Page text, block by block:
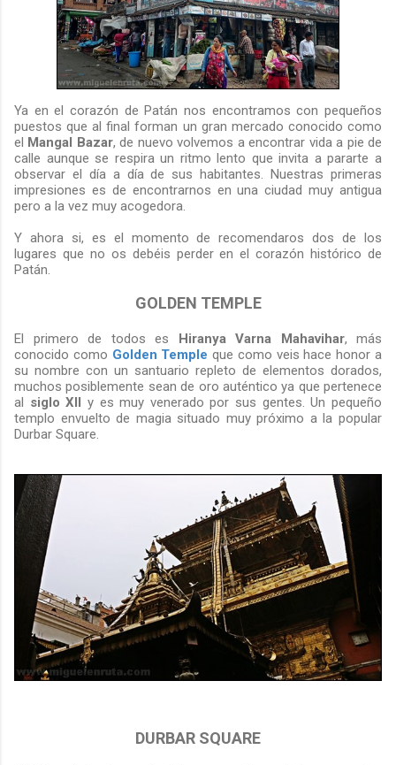
Ya en el corazón de Patán nos encontramos con pequeños
puestos que al final forman un gran mercado conocido como
el Mangal Bazar, de nuevo volvemos a encontrar vida a pie de
calle aunque se respira un ritmo lento que invita a pararte a
observar el día a día de sus habitantes. Nuestras primeras
impresiones es de encontrarnos en una ciudad muy antigua
pero a la vez muy acogedora.
Y ahora si, es el momento de recomendaros dos de los
lugares que no os debéis perder en el corazón histórico de
Patán.
GOLDEN TEMPLE
El primero de todos es Hiranya Varna Mahavihar, más
conocido como Golden Temple que como veis hace honor a
su nombre con un santuario repleto de elementos dorados,
muchos posiblemente sean de oro auténtico ya que pertenece
al siglo XII y es muy venerado por sus gentes. Un pequeño
templo envuelto de magia situado muy próximo a la popular
Durbar Square.
DURBAR SQUARE